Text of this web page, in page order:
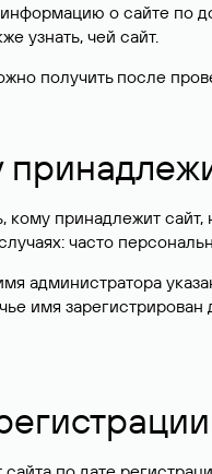
о сайте по
узнать, чей сайт.
получить после
кому принадлежит
часто
администратора
имя